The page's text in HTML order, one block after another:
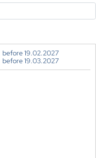
before 19.02.2027
before 19.03.2027